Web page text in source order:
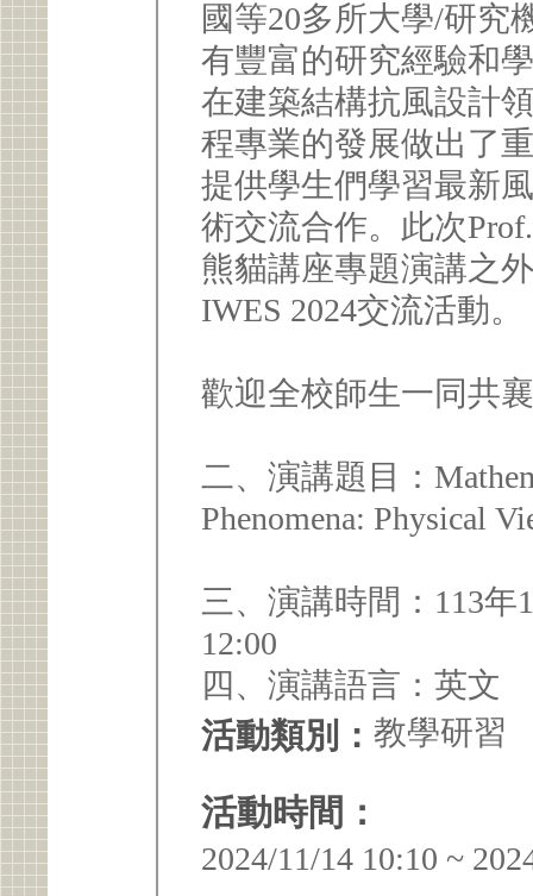
國等20多所大學/研究
有豐富的研究經驗和
在建築結構抗風設計
程專業的發展做出了
提供學生們學習最新
術交流合作。此次
熊貓講座專題演講之
IWES 2024交流活動。
歡迎全校師生一同共
二、演講題目：
Phenomena: Physical
三、演講時間：113年
12:00
四、演講語言：英文
活動類別： 教學研習
活動時間：
2024/11/14 10:10 ~